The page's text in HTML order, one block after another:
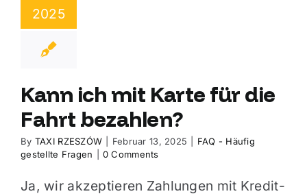
2025
Kann ich mit Karte für die
Fahrt bezahlen?
By TAXI RZESZÓW Februar 13, 2025
FAQ - Häufig
gestellte Fragen
0 Comments
Ja, wir akzeptieren Zahlungen mit Kredit-